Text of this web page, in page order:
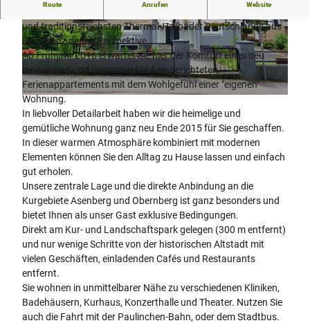
2
0
2
3
0
6
0
2
_
1
3
0
0
1
5
2
0
2
3
0
6
0
2
_
1
2
5
9
4
2
© Meike Höner |CC-BY-NC-ND
Route Anrufen Website
und traditionsreichsten Thermal-Heilbäder Deutschlands aus
einer ganz neuen Perspektive.
Ab Frühjahr 2016 erwartet Sie hier der Komfort eines neu
renovierten und geschmackvoll eingerichteten
Ferienappartements mit dem Wohlgefühl einer "eigenen"
Wohnung.
In liebvoller Detailarbeit haben wir die heimelige und
gemütliche Wohnung ganz neu Ende 2015 für Sie geschaffen.
In dieser warmen Atmosphäre kombiniert mit modernen
Elementen können Sie den Alltag zu Hause lassen und einfach
gut erholen.
Unsere zentrale Lage und die direkte Anbindung an die
Kurgebiete Asenberg und Obernberg ist ganz besonders und
bietet Ihnen als unser Gast exklusive Bedingungen.
Direkt am Kur- und Landschaftspark gelegen (300 m entfernt)
und nur wenige Schritte von der historischen Altstadt mit
vielen Geschäften, einladenden Cafés und Restaurants
entfernt.
Sie wohnen in unmittelbarer Nähe zu verschiedenen Kliniken,
Badehäusern, Kurhaus, Konzerthalle und Theater. Nutzen Sie
auch die Fahrt mit der Paulinchen-Bahn, oder dem Stadtbus.